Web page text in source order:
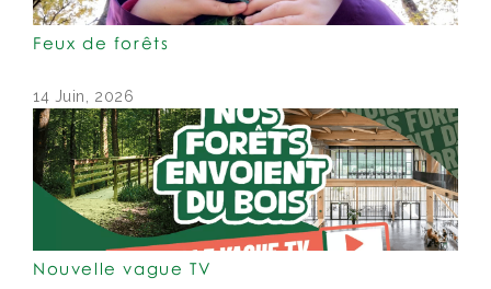
Feux de forêts
14 Juin, 2026
Nouvelle vague TV